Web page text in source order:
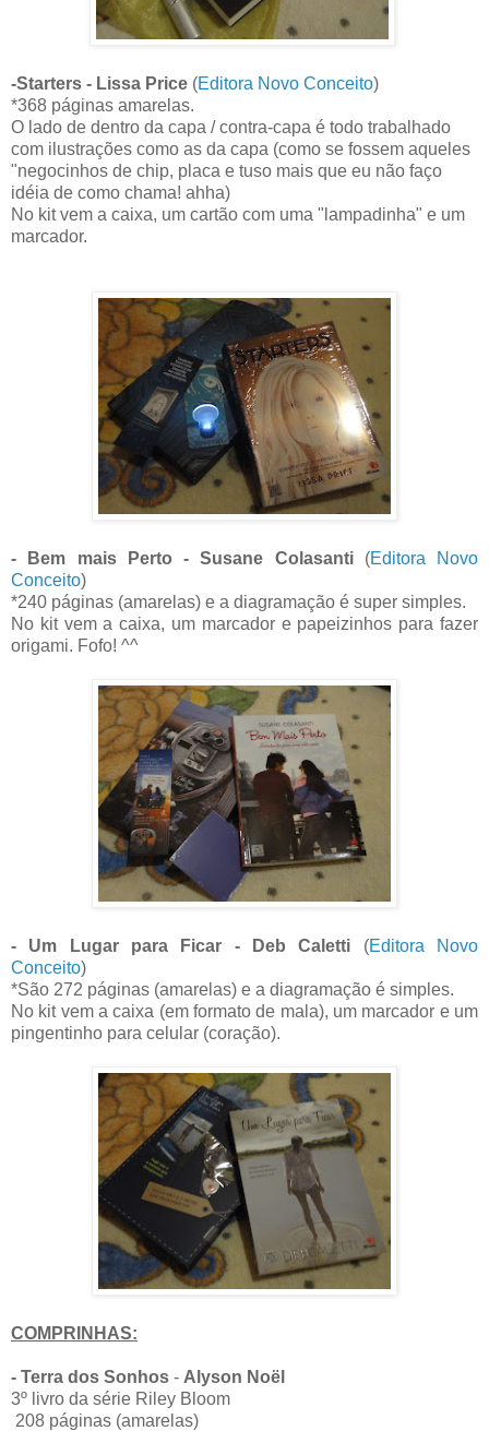
-Starters - Lissa Price (Editora Novo Conceito)
*368 páginas amarelas.
O lado de dentro da capa / contra-capa é todo trabalhado
com ilustrações como as da capa (como se fossem aqueles
"negocinhos de chip, placa e tuso mais que eu não faço
idéia de como chama! ahha)
No kit vem a caixa, um cartão com uma "lampadinha" e um
marcador.
- Bem mais Perto - Susane Colasanti (Editora Novo
Conceito)
*240 páginas (amarelas) e a diagramação é super simples.
No kit vem a caixa, um marcador e papeizinhos para fazer
origami. Fofo! ^^
- Um Lugar para Ficar - Deb Caletti (Editora Novo
Conceito)
*São 272 páginas (amarelas) e a diagramação é simples.
No kit vem a caixa (em formato de mala), um marcador e um
pingentinho para celular (coração).
COMPRINHAS:
- Terra dos Sonhos - Alyson Noël
3º livro da série Riley Bloom
208 páginas (amarelas)